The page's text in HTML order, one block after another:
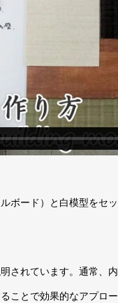
ボード）と白模型をセ
されています。通常、
ことで効果的なアプロ